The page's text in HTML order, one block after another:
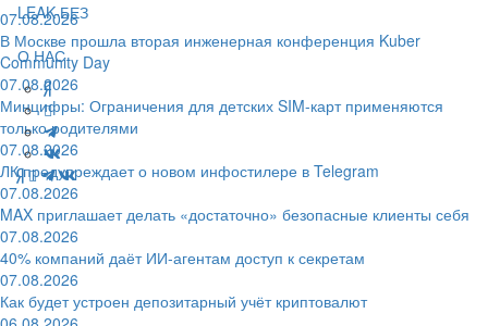
LEAK-БЕЗ
О НАС
07.08.2026
В Москве прошла вторая инженерная конференция Kuber
Community Day
07.08.2026
Минцифры: Ограничения для детских SIM-карт применяются
только родителями
07.08.2026
ЛК предупреждает о новом инфостилере в Telegram
07.08.2026
MAX приглашает делать «достаточно» безопасные клиенты себя
07.08.2026
40% компаний даёт ИИ‑агентам доступ к секретам
07.08.2026
Как будет устроен депозитарный учёт криптовалют